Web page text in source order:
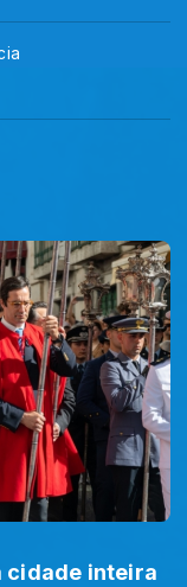
cidade inteira